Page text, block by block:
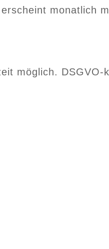
monatlich
möglich. DSGVO-